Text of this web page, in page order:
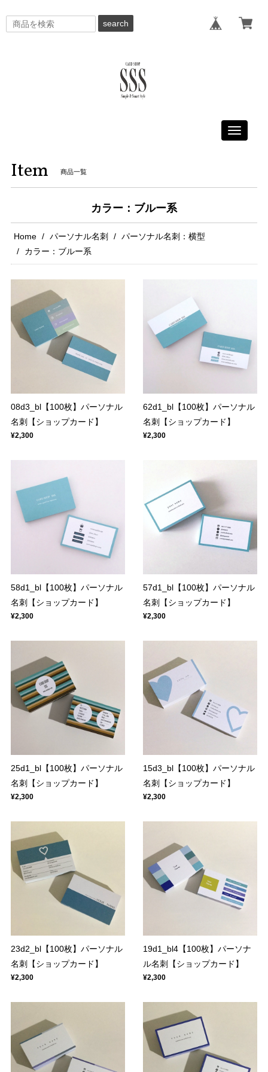
search
Toggle
Item 商品一覧
カラー：ブルー系
Home パーソナル名刺
パーソナル名刺：横型
カラー：ブルー系
08d3_bl【100枚】パーソナル
名刺【ショップカード】
¥2,300
62d1_bl【100枚】パーソナル
名刺【ショップカード】
¥2,300
58d1_bl【100枚】パーソナル
名刺【ショップカード】
¥2,300
57d1_bl【100枚】パーソナル
名刺【ショップカード】
¥2,300
25d1_bl【100枚】パーソナル
名刺【ショップカード】
¥2,300
15d3_bl【100枚】パーソナル
名刺【ショップカード】
¥2,300
23d2_bl【100枚】パーソナル
名刺【ショップカード】
¥2,300
19d1_bl4【100枚】パーソナ
ル名刺【ショップカード】
¥2,300